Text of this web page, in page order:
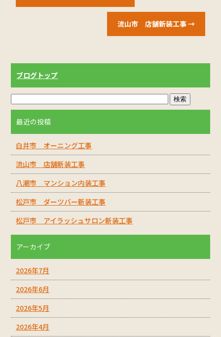
流山市 店舗新装工事→
ブログトップ
最近の投稿
白井市 オーニング工事
流山市 店舗新装工事
八潮市 マンション内装工事
松戸市 ダーツバー新装工事
松戸市 アイラッシュサロン新装工事
アーカイブ
2026年7月
2026年6月
2026年5月
2026年4月